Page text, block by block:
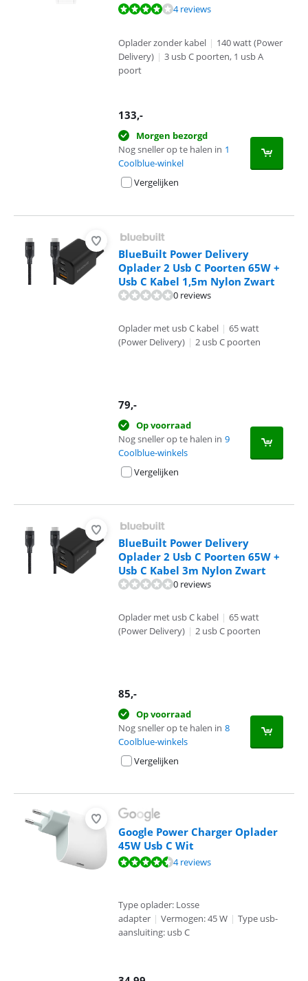
Beoordeling is 8,4 van de 10, gebaseerd op 4 reviews.
4 reviews
Oplader zonder kabel | 140 watt (Power
Delivery) | 3 usb C poorten, 1 usb A
poort
133,-
Morgen bezorgd
Nog sneller op te halen in 1
Coolblue-winkel
Vergelijken
BlueBuilt Power Delivery
Oplader 2 Usb C Poorten 65W +
Usb C Kabel 1,5m Nylon Zwart
0 reviews
Oplader met usb C kabel | 65 watt
(Power Delivery) | 2 usb C poorten
79,-
Op voorraad
Nog sneller op te halen in 9
Coolblue-winkels
Vergelijken
BlueBuilt Power Delivery
Oplader 2 Usb C Poorten 65W +
Usb C Kabel 3m Nylon Zwart
0 reviews
Oplader met usb C kabel | 65 watt
(Power Delivery) | 2 usb C poorten
85,-
Op voorraad
Nog sneller op te halen in 8
Coolblue-winkels
Vergelijken
Google Power Charger Oplader
45W Usb C Wit
Beoordeling is 8,6 van de 10, gebaseerd op 4 reviews.
4 reviews
Type oplader: Losse
adapter | Vermogen: 45 W | Type usb-
aansluiting: usb C